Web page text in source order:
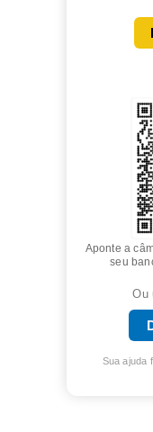
Aponte a
seu
Ou
Sua ajuda